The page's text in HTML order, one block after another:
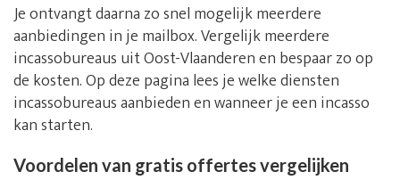
Je ontvangt daarna zo snel mogelijk meerdere
aanbiedingen in je mailbox. Vergelijk meerdere
incassobureaus uit Oost-Vlaanderen en bespaar zo op
de kosten. Op deze pagina lees je welke diensten
incassobureaus aanbieden en wanneer je een incasso
kan starten.
Voordelen van gratis offertes vergelijken